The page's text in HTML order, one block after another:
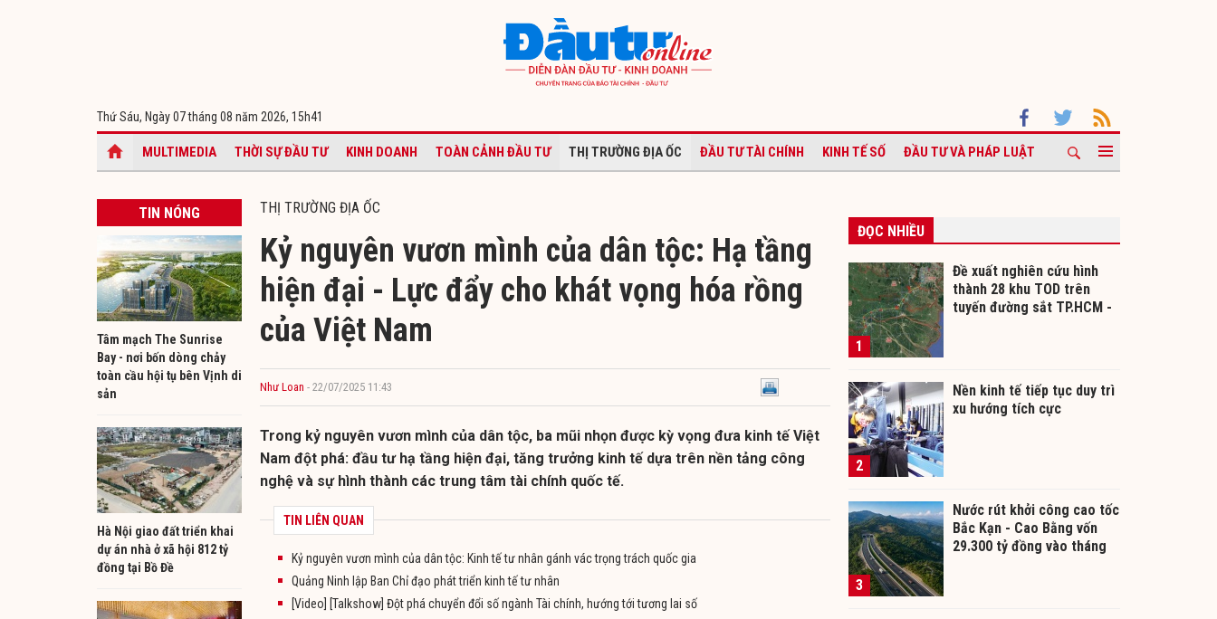
Thứ Sáu, Ngày 07 tháng 08 năm 2026, 15h41
MULTIMEDIA THỜI SỰ ĐẦU TƯ KINH DOANH TOÀN CẢNH ĐẦU TƯ THỊ TRƯỜNG ĐỊA ỐC ĐẦU TƯ TÀI CHÍNH KINH TẾ SỐ ĐẦU TƯ VÀ PHÁP LUẬT
TIN NÓNG
Tâm mạch The Sunrise
Bay - nơi bốn dòng chảy
toàn cầu hội tụ bên Vịnh di
sản
Hà Nội giao đất triển khai
dự án nhà ở xã hội 812 tỷ
đồng tại Bồ Đề
THỊ TRƯỜNG ĐỊA ỐC
Kỷ nguyên vươn mình của dân tộc: Hạ tầng
hiện đại - Lực đẩy cho khát vọng hóa rồng
của Việt Nam
Như Loan - 22/07/2025 11:43
Trong kỷ nguyên vươn mình của dân tộc, ba mũi nhọn được kỳ vọng đưa kinh tế Việt
Nam đột phá: đầu tư hạ tầng hiện đại, tăng trưởng kinh tế dựa trên nền tảng công
nghệ và sự hình thành các trung tâm tài chính quốc tế.
TIN LIÊN QUAN
Kỷ nguyên vươn mình của dân tộc: Kinh tế tư nhân gánh vác trọng trách quốc gia
Quảng Ninh lập Ban Chỉ đạo phát triển kinh tế tư nhân
[Video] [Talkshow] Đột phá chuyển đổi số ngành Tài chính, hướng tới tương lai số
ĐỌC NHIỀU
1
Đề xuất nghiên cứu hình
thành 28 khu TOD trên
tuyến đường sắt TP.HCM -
2
Nền kinh tế tiếp tục duy trì
xu hướng tích cực
3
Nước rút khởi công cao tốc
Bắc Kạn - Cao Bằng vốn
29.300 tỷ đồng vào tháng